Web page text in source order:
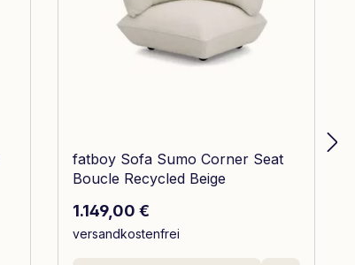
fatboy Sofa Sumo Corner Seat
Boucle Recycled Beige
Regulärer Preis:
1.149,00 €
versandkostenfrei